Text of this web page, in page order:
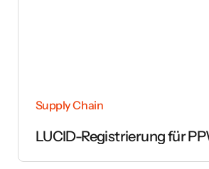
Supply Chain
LUCID-Registrierung für